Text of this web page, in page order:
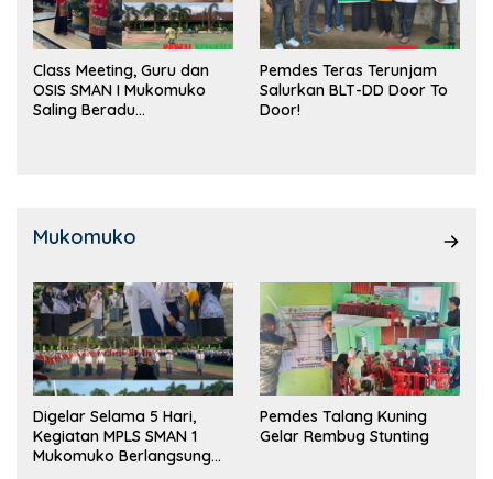
Class Meeting, Guru dan
OSIS SMAN I Mukomuko
Saling Beradu
Pemdes Teras Terunjam
Salurkan BLT-DD Door To
Door!
Mukomuko
Digelar Selama 5 Hari,
Kegiatan MPLS SMAN 1
Mukomuko Berlangsung
Pemdes Talang Kuning
Gelar Rembug Stunting